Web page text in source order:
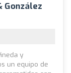
González
y
un equipo de